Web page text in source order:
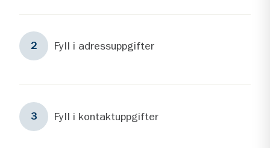
2 Steg2
Fyll i adressuppgifter
3 Steg3
Fyll i kontaktuppgifter